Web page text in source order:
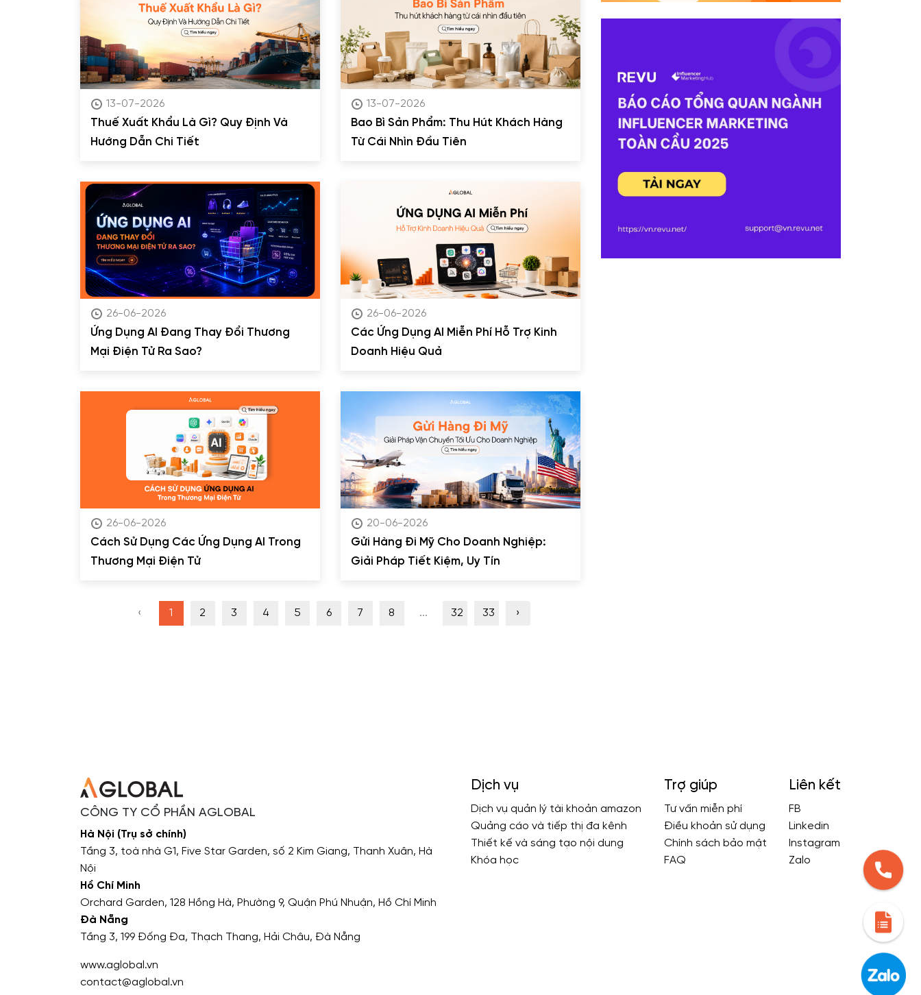
13-07-2026
Thuế Xuất Khẩu Là Gì? Quy Định Và
Hướng Dẫn Chi Tiết
13-07-2026
Bao Bì Sản Phẩm: Thu Hút Khách Hàng
Từ Cái Nhìn Đầu Tiên
26-06-2026
Ứng Dụng AI Đang Thay Đổi Thương
Mại Điện Tử Ra Sao?
26-06-2026
Các Ứng Dụng AI Miễn Phí Hỗ Trợ Kinh
Doanh Hiệu Quả
26-06-2026
Cách Sử Dụng Các Ứng Dụng AI Trong
Thương Mại Điện Tử
20-06-2026
Gửi Hàng Đi Mỹ Cho Doanh Nghiệp:
Giải Pháp Tiết Kiệm, Uy Tín
‹ 1 2 3 4 5 6 7 8 ... 32 33 ›
CÔNG TY CỔ PHẦN AGLOBAL
Hà Nội (Trụ sở chính)
Tầng 3, toà nhà G1, Five Star Garden, số 2 Kim Giang, Thanh Xuân, Hà
Nội
Hồ Chí Minh
Orchard Garden, 128 Hồng Hà, Phường 9, Quận Phú Nhuận, Hồ Chí Minh
Đà Nẵng
Tầng 3, 199 Đống Đa, Thạch Thang, Hải Châu, Đà Nẵng
www.aglobal.vn
contact@aglobal.vn
Dịch vụ
Dịch vụ quản lý tài khoản amazon
Quảng cáo và tiếp thị đa kênh
Thiết kế và sáng tạo nội dung
Khóa học
Trợ giúp
Tư vấn miễn phí
Điều khoản sử dụng
Chính sách bảo mật
FAQ
Liên kết
FB
Linkedin
Instagram
Zalo